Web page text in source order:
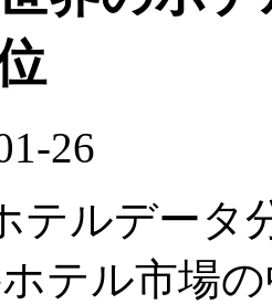
26
テルデータ
テル市場